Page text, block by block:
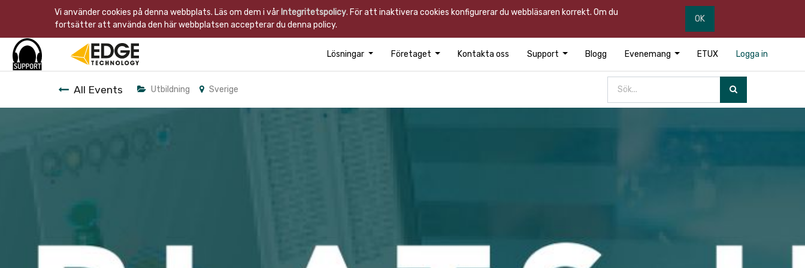
Vi använder cookies på denna webbplats. Läs om dem i vår Integritetspolicy. För att inaktivera cookies konfigurerar du webbläsaren korrekt. Om du
fortsätter att använda den här webbplatsen accepterar du denna policy.
OK
Lösningar Företaget Kontakta oss Support Blogg Evenemang ETUX Logga in
All Events Utbildning Sverige